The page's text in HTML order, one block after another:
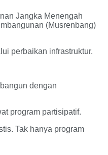
Jangka Menengah
(Musrenbang)
perbaikan infrastruktur.
dengan
program partisipatif.
Tak hanya program